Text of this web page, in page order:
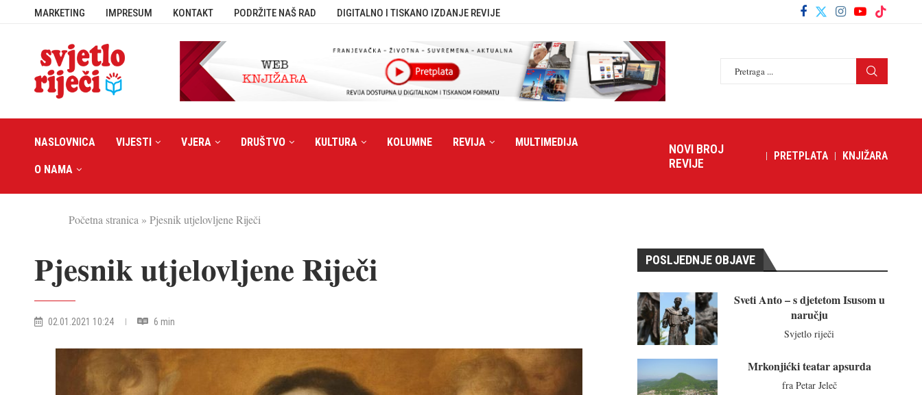
MARKETING IMPRESUM KONTAKT PODRŽITE NAŠ RAD DIGITALNO I TISKANO IZDANJE REVIJE
NASLOVNICA VIJESTI VJERA DRUŠTVO KULTURA KOLUMNE REVIJA MULTIMEDIJA
O NAMA
NOVI BROJ
REVIJE
PRETPLATA KNJIŽARA
Početna stranica » Pjesnik utjelovljene Riječi
Pjesnik utjelovljene Riječi
02.01.2021 10:24 6 min
POSLJEDNJE OBJAVE
Sveti Anto – s djetetom Isusom u
naručju
Svjetlo riječi
Mrkonjićki teatar apsurda
fra Petar Jeleč